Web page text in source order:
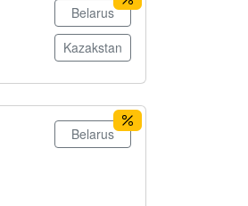
Belarus
Kazakstan
Belarus